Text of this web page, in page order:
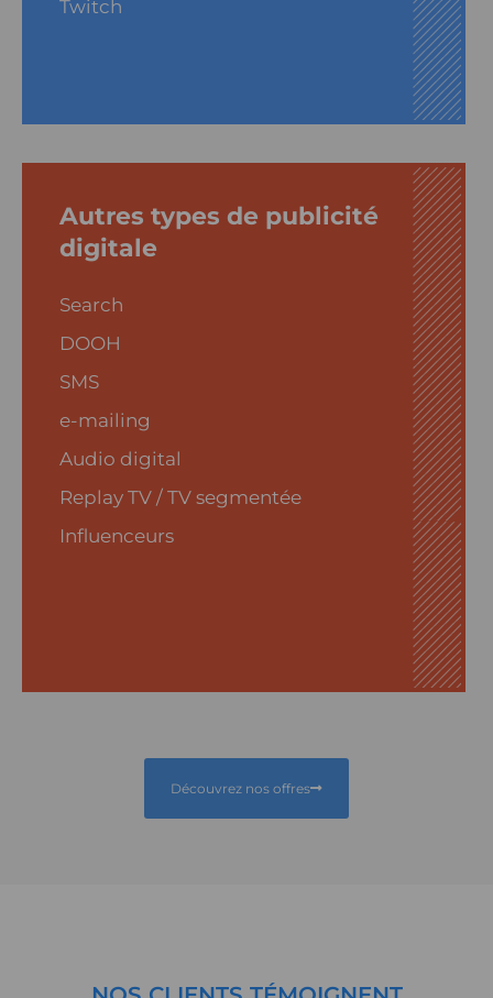
Twitch
Autres types de publicité
digitale
Search
DOOH
SMS
e-mailing
Audio digital
Replay TV / TV segmentée
Influenceurs
Découvrez nos offres